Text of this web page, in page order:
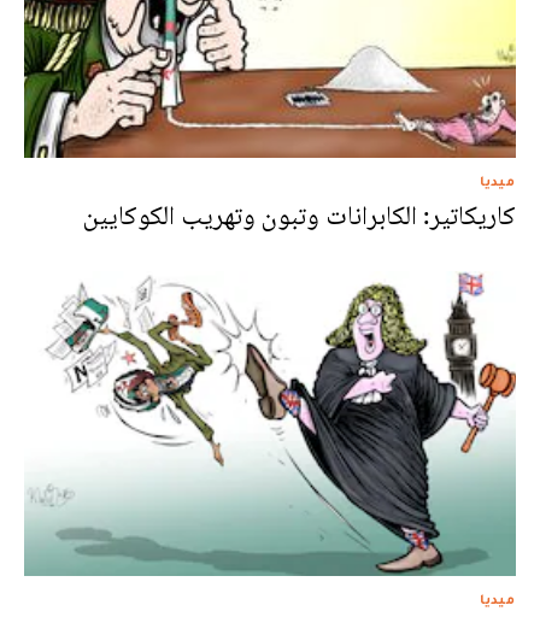
ميديا
كاريكاتير: الكابرانات وتبون وتهريب الكوكايين
ميديا